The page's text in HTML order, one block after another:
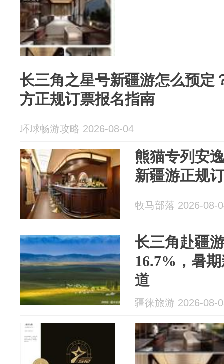
长三角之星号新疆游怎么预定
方正规订票报名指南
环球畅游攻略 2026-08-04
熊猫专列安
新疆游正规
牧马部落 2026-08-
长三角赴疆
16.7%，暑
道
疆徕旅游 2026-08-